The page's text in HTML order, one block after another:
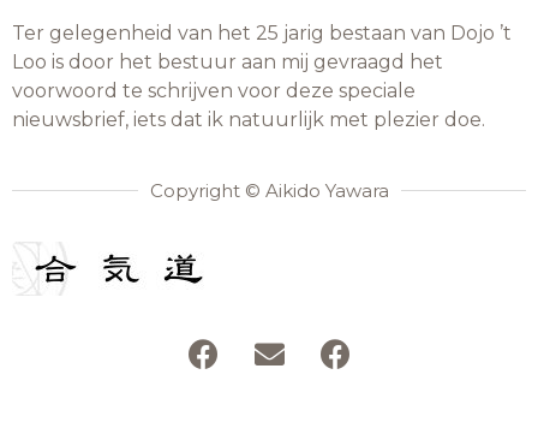
Ter gelegenheid van het 25 jarig bestaan van Dojo ’t
Loo is door het bestuur aan mij gevraagd het
voorwoord te schrijven voor deze speciale
nieuwsbrief, iets dat ik natuurlijk met plezier doe.
Copyright © Aikido Yawara